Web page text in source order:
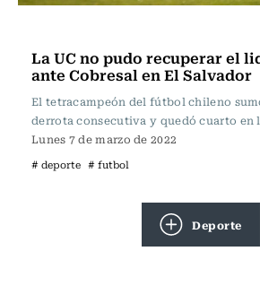
La UC no pudo recuperar el
ante Cobresal en El Salvador
El tetracampeón del fútbol chileno
derrota consecutiva y quedó cuarto en
Lunes 7 de marzo de 2022
# deporte # futbol
Deporte